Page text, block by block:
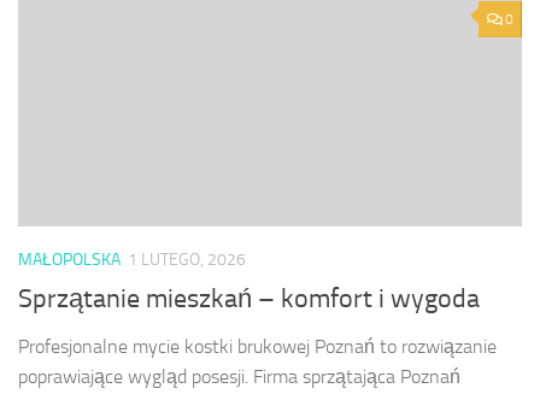
0
MAŁOPOLSKA 1 LUTEGO, 2026
Sprzątanie mieszkań – komfort i wygoda
Profesjonalne mycie kostki brukowej Poznań to rozwiązanie
poprawiające wygląd posesji. Firma sprzątająca Poznań